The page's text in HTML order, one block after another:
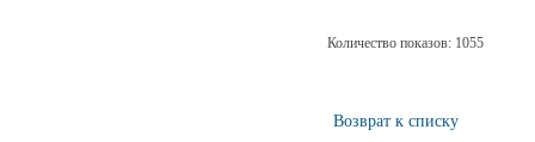
Количество показов: 1055
Возврат к списку